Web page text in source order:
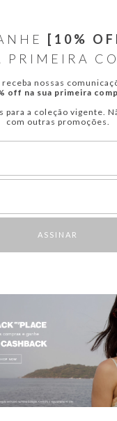
[10%
PRIMEIRA
nossas
off na sua primeira
para a coleção vigente.
com outras promoções.
ASSINAR